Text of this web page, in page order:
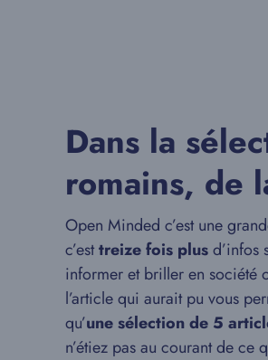
Dans la
romains, de
Open Minded c’est une
c’esttreize fois plusd’infos
informer et briller en société
l’article qui aurait pu vous
qu’une sélection de 5
n’étiez pas au courant de ce